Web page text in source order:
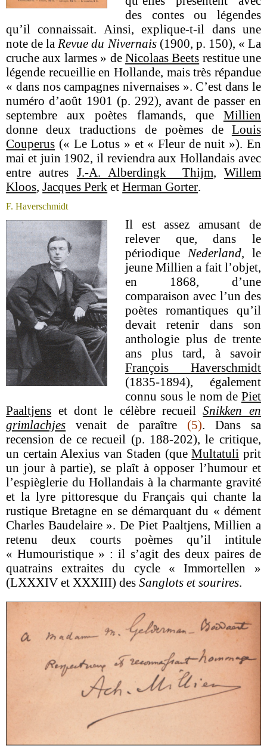
des contes ou légendes
qu’il connaissait. Ainsi, explique-t-il dans une
note de laRevue du Nivernais(1900, p. 150), « La
cruche aux larmes » de Nicolaas Beets restitue une
légende recueillie en Hollande, mais très répandue
« dans nos campagnes nivernaises ». C’est dans le
numéro d’août 1901 (p. 292), avant de passer en
septembre aux poètes flamands, que Millien
donne deux traductions de poèmes de Louis
Couperus (« Le Lotus » et « Fleur de nuit »). En
mai et juin 1902, il reviendra aux Hollandais avec
entre autres J.-A. Alberdingk Thijm, Willem
Kloos,Jacques Perk etHerman Gorter.
F. Haverschmidt
Il est assez amusant de
relever que, dans le
périodique Nederland, le
jeune Millien a fait l’objet,
en 1868, d’une
comparaison avec l’un des
poètes romantiques qu’il
devait retenir dans son
anthologie plus de trente
ans plus tard, à savoir
François Haverschmidt
(1835-1894), également
connu sous le nom de Piet
Paaltjens et dont le célèbre recueilSnikken en
grimlachjes venait de paraître (5). Dans sa
recension de ce recueil (p. 188-202), le critique,
un certain Alexius van Staden (queMultatuli prit
un jour à partie), se plaît à opposer l’humour et
l’espièglerie du Hollandais à la charmante gravité
et la lyre pittoresque du Français qui chante la
rustique Bretagne en se démarquant du « dément
Charles Baudelaire ». De Piet Paaltjens, Millien a
retenu deux courts poèmes qu’il intitule
« Humouristique » : il s’agit des deux paires de
quatrains extraites du cycle « Immortellen »
(LXXXIV et XXXIII) des Sanglots et sourires.